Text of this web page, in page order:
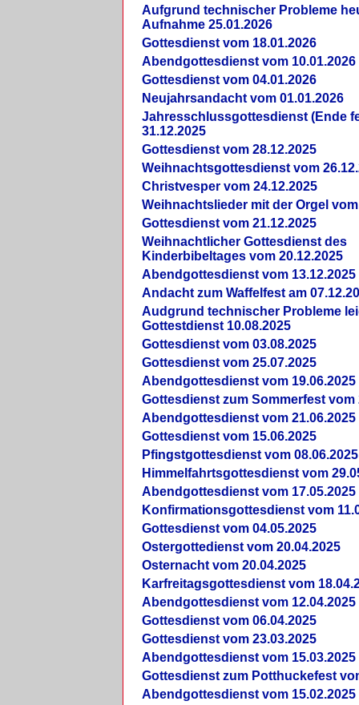
Aufgrund technischer Probleme
Aufnahme 25.01.2026
Gottesdienst vom 18.01.2026
Abendgottesdienst vom 10.01.2026
Gottesdienst vom 04.01.2026
Neujahrsandacht vom 01.01.2026
Jahresschlussgottesdienst (Ende
31.12.2025
Gottesdienst vom 28.12.2025
Weihnachtsgottesdienst vom
Christvesper vom 24.12.2025
Weihnachtslieder mit der Orgel vom
Gottesdienst vom 21.12.2025
Weihnachtlicher Gottesdienst des
Kinderbibeltages vom 20.12.2025
Abendgottesdienst vom 13.12.2025
Andacht zum Waffelfest am
Audgrund technischer Probleme
Gottestdienst 10.08.2025
Gottesdienst vom 03.08.2025
Gottesdienst vom 25.07.2025
Abendgottesdienst vom 19.06.2025
Gottesdienst zum Sommerfest vom
Abendgottesdienst vom 21.06.2025
Gottesdienst vom 15.06.2025
Pfingstgottesdienst vom 08.06.2025
Himmelfahrtsgottesdienst vom
Abendgottesdienst vom 17.05.2025
Konfirmationsgottesdienst vom
Gottesdienst vom 04.05.2025
Ostergottedienst vom 20.04.2025
Osternacht vom 20.04.2025
Karfreitagsgottesdienst vom
Abendgottesdienst vom 12.04.2025
Gottesdienst vom 06.04.2025
Gottesdienst vom 23.03.2025
Abendgottesdienst vom 15.03.2025
Gottesdienst zum Potthuckefest
Abendgottesdienst vom 15.02.2025